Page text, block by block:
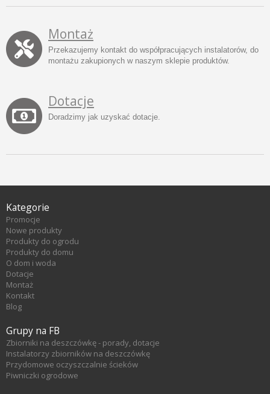
Montaż
Przekazujemy kontakt do współpracujących instalatorów, do
montażu zakupionych w naszym sklepie produktów.
Dotacje
Doradzimy jak uzyskać dotacje.
Kategorie
Promocje
Nowe produkty
Produkty do ogrodu
Produkty do domu
O dom i woda
Dotacje
Montaż
Kontakt
Blog
Grupy na FB
Zbiorniki na deszczówkę - porady, dotacje
Instalatorzy zbiorników na deszczówkę
Przydomowe oczyszczalnie ścieków
Piwniczki ogrodowe